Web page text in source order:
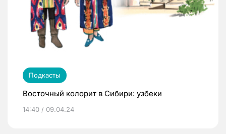
Подкасты
Восточный колорит в Сибири: узбеки
14:40 / 09.04.24